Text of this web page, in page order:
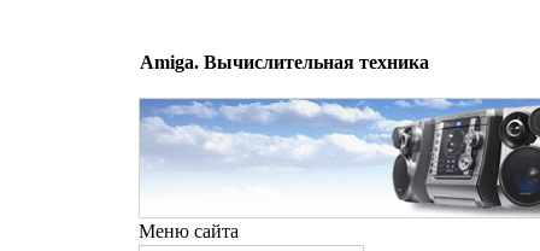
Amiga. Вычислительная техника
Меню сайта